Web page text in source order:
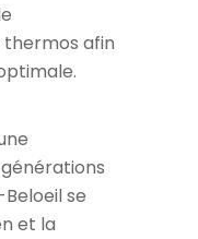
afin
se
et la